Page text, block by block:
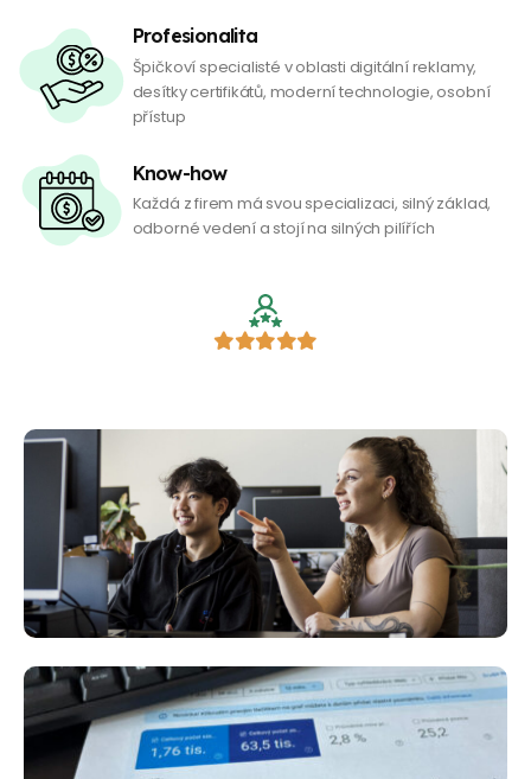
Profesionalita
Špičkoví specialisté v oblasti digitální reklamy,
desítky certifikátů, moderní technologie, osobní
přístup
Know-how
Každá z firem má svou specializaci, silný základ,
odborné vedení a stojí na silných pilířích